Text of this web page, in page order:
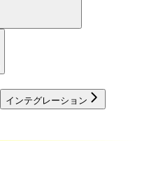
インテグレーション